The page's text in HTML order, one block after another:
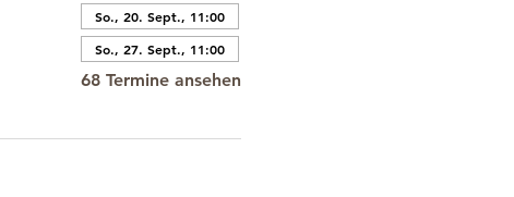
So., 20. Sept., 11:00
So., 27. Sept., 11:00
68 Termine ansehen